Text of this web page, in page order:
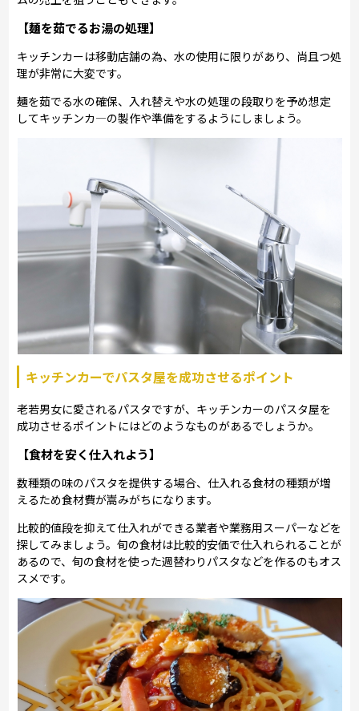
【麺を茹でるお湯の処理】
キッチンカーは移動店舗の為、水の使用に限りがあり、尚且つ処
理が非常に大変です。
麺を茹でる水の確保、入れ替えや水の処理の段取りを予め想定
してキッチンカ―の製作や準備をするようにしましょう。
キッチンカーでパスタ屋を成功させるポイント
老若男女に愛されるパスタですが、キッチンカーのパスタ屋を
成功させるポイントにはどのようなものがあるでしょうか。
【食材を安く仕入れよう】
数種類の味のパスタを提供する場合、仕入れる食材の種類が増
えるため食材費が嵩みがちになります。
比較的値段を抑えて仕入れができる業者や業務用スーパーなどを
探してみましょう。旬の食材は比較的安価で仕入れられることが
あるので、旬の食材を使った週替わりパスタなどを作るのもオス
スメです。